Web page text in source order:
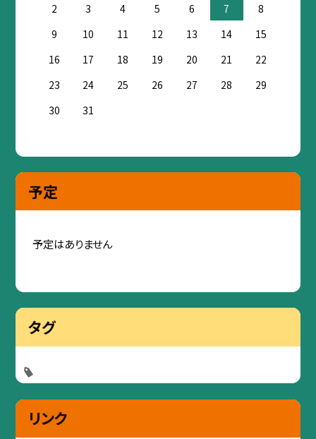
2
3 4 5 6 7
8
9
10 11 12 13 14
15
16
17 18 19 20 21
22
23
24 25 26 27 28
29
30
31
予定
予定はありません
タグ
リンク